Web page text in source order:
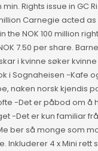
Rights issue in GC
Carnegie acted
the NOK 100 million
7.50 per share.
i kvinne søker
i Sognaheisen -Kafe
naken norsk kjendis
-Det er påbod om å
-Det er kun familiar
ber så monge som
Inkluderer 4 x Mini rett